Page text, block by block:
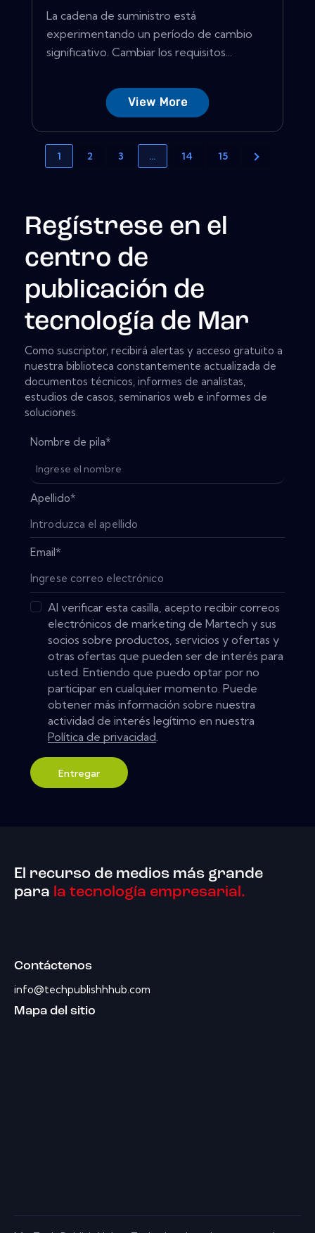
La cadena de suministro está
experimentando un período de cambio
significativo. Cambiar los requisitos...
View More
1 2 3 … 14 15
Regístrese en el
centro de
publicación de
tecnología de Mar
Como suscriptor, recibirá alertas y acceso gratuito a
nuestra biblioteca constantemente actualizada de
documentos técnicos, informes de analistas,
estudios de casos, seminarios web e informes de
soluciones.
Nombre de pila*
Apellido*
Email*
Al verificar esta casilla, acepto recibir correos
electrónicos de marketing de Martech y sus
socios sobre productos, servicios y ofertas y
otras ofertas que pueden ser de interés para
usted. Entiendo que puedo optar por no
participar en cualquier momento. Puede
obtener más información sobre nuestra
actividad de interés legítimo en nuestra
Política de privacidad
Entregar
El recurso de medios más grande
para la tecnología empresarial.
Contáctenos
info@techpublishhhub.com
Mapa del sitio